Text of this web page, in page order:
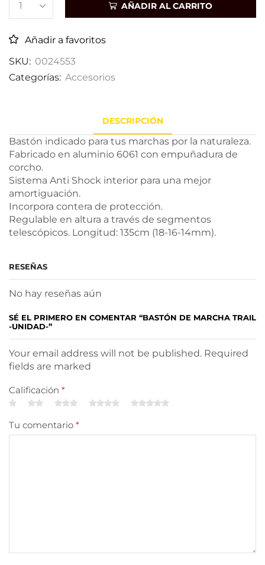
AÑADIR AL CARRITO
Añadir a favoritos
SKU: 0024553
Categorías: Accesorios
DESCRIPCIÓN
Bastón indicado para tus marchas por la naturaleza.
Fabricado en aluminio 6061 con empuñadura de
corcho.
Sistema Anti Shock interior para una mejor
amortiguación.
Incorpora contera de protección.
Regulable en altura a través de segmentos
telescópicos. Longitud: 135cm (18-16-14mm).
RESEÑAS
No hay reseñas aún
SÉ EL PRIMERO EN COMENTAR “BASTÓN DE MARCHA TRAIL
-UNIDAD-”
Your email address will not be published. Required
fields are marked
Calificación *
Tu comentario *